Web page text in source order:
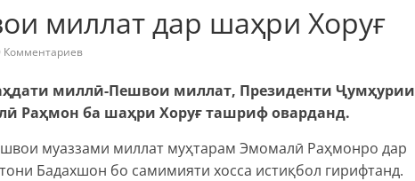
миллат дар шаҳри Хоруғ
Комментариев
миллӣ-Пешвои миллат, Президенти Ҷумҳурии
Раҳмон ба шаҳри Хоруғ ташриф оварданд.
муаззами миллат муҳтарам Эмомалӣ Раҳмонро дар
Бадахшон бо самимияти хосса истиқбол гирифтанд.